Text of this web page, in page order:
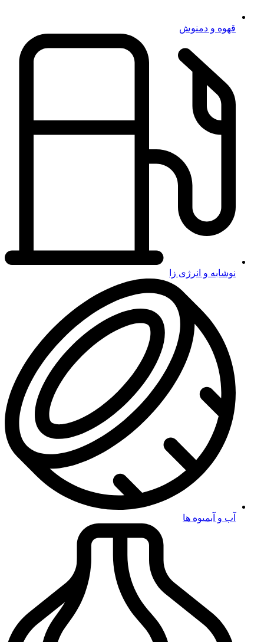
قهوه و دمنوش
نوشابه و انرژی زا
آب و آبمیوه ها